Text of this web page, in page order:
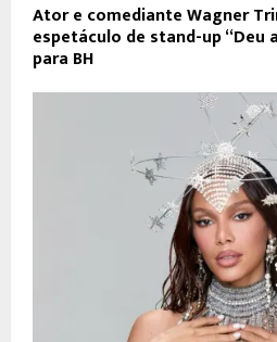
Ator e comediante Wagner
espetáculo de stand-up “Deu
para BH